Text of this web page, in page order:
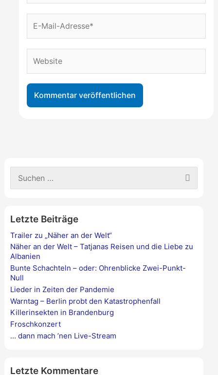
Mail-
c
n
a
c
h
:
Letzte Beiträge
Trailer zu „Näher an der Welt“
Näher an der Welt – Tatjanas Reisen und die Liebe zu
Albanien
Bunte Schachteln – oder: Ohrenblicke Zwei-Punkt-
Null
Lieder in Zeiten der Pandemie
Warntag – Berlin probt den Katastrophenfall
Killerinsekten in Brandenburg
Froschkonzert
… dann mach ’nen Live-Stream
Letzte Kommentare